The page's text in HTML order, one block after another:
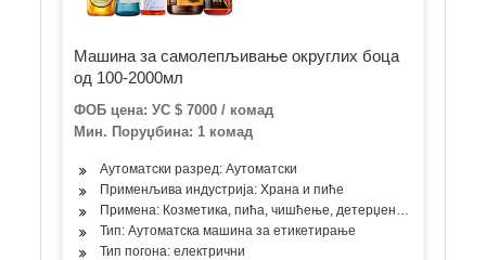
Машина за самолепљивање округлих боца
од 100-2000мл
ФОБ цена: УС $ 7000 / комад
Мин. Поруџбина: 1 комад
Аутоматски разред: Аутоматски
Применљива индустрија: Храна и пиће
Примена: Козметика, пића, чишћење, детерџент, производи
Тип: Аутоматска машина за етикетирање
Тип погона: електрични